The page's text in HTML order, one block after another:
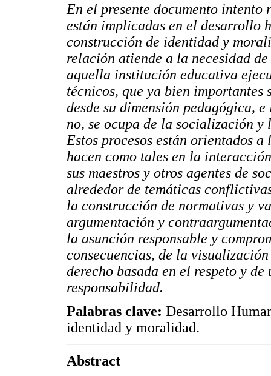
En el presente documento
están implicadas en el desarrollo
construcción de identidad y
relación atiende a la necesidad
aquella institución educativa
técnicos, que ya bien importantes
desde su dimensión pedagógica,
no, se ocupa de la socialización
Estos procesos están orientados
hacen como tales en la
sus maestros y otros agentes de
alrededor de temáticas
la construcción de normativas y
argumentación y
la asunción responsable y
consecuencias, de la
derecho basada en el respeto y
responsabilidad.
Palabras clave: Desarrollo
identidad y moralidad.
Abstract